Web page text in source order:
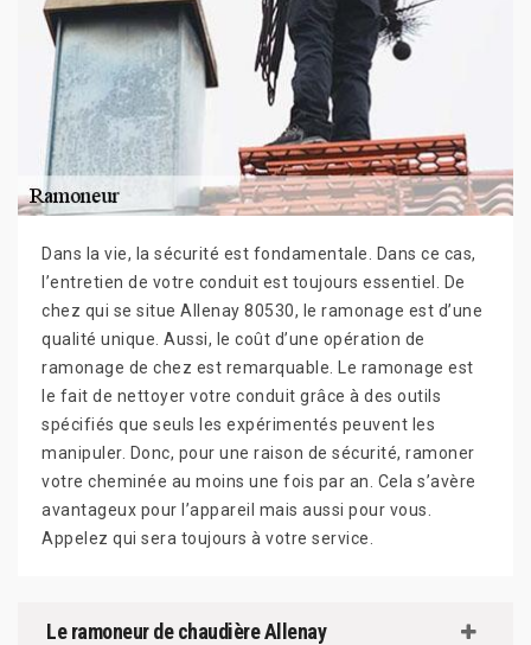
Dans la vie, la sécurité est fondamentale. Dans ce cas,
l’entretien de votre conduit est toujours essentiel. De
chez qui se situe Allenay 80530, le ramonage est d’une
qualité unique. Aussi, le coût d’une opération de
ramonage de chez est remarquable. Le ramonage est
le fait de nettoyer votre conduit grâce à des outils
spécifiés que seuls les expérimentés peuvent les
manipuler. Donc, pour une raison de sécurité, ramoner
votre cheminée au moins une fois par an. Cela s’avère
avantageux pour l’appareil mais aussi pour vous.
Appelez qui sera toujours à votre service.
Le ramoneur de chaudière Allenay